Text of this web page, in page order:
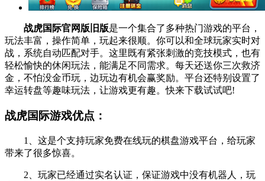
战虎国际官网版旧版是一个集合了多种热门游戏的平台，
玩法丰富，操作简单，玩起来很顺。你可以和全球玩家实时对
战，系统自动匹配对手。这里既有紧张刺激的竞技模式，也有
轻松愉快的休闲玩法，能满足不同需求。每天还送你三次救济
金，不怕没金币玩，边玩边有机会赢奖励。平台还特别设置了
幸运转盘等趣味玩法，让游戏更有趣。快来下载试试吧!
战虎国际游戏优点：
1、这是个支持玩家免费在线玩的棋盘游戏平台，给玩家
带来了很多惊喜。
2、玩家已经通过实名认证，保证游戏中没有机器人，玩